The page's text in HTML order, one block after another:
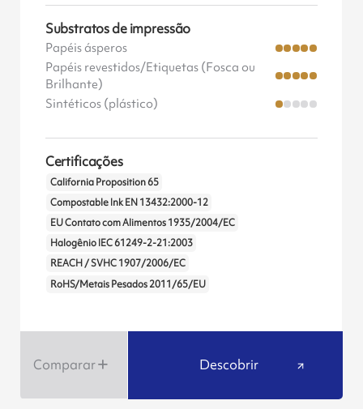
Substratos de impressão
Papéis ásperos
Papéis revestidos/Etiquetas (Fosca ou
Brilhante)
Sintéticos (plástico)
Certificações
California Proposition 65
Compostable Ink EN 13432:2000-12
EU Contato com Alimentos 1935/2004/EC
Halogênio IEC 61249-2-21:2003
REACH / SVHC 1907/2006/EC
RoHS/Metais Pesados 2011/65/EU
Comparar Descobrir